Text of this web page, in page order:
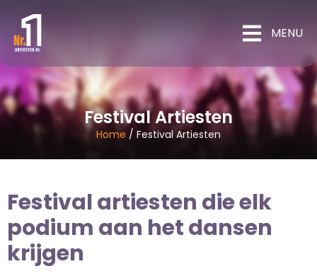
MENU
Home / Festival Artiesten
Festival Artiesten
Festival artiesten die elk
podium aan het dansen
krijgen